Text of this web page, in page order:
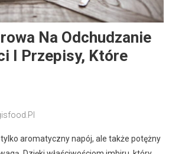
Na Odchudzanie
I Przepisy, Które
aromatyczny napój, ale także potężny